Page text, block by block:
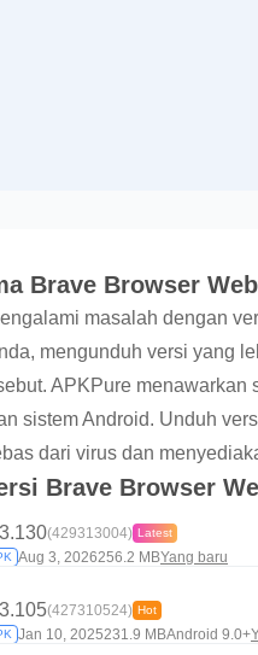
Brave Browser
masalah dengan
mengunduh versi yang
APKPure
sistem Android. Unduh
dari virus dan
Brave Browser
(429313004) Latest
Aug 3, 2026256.2 MBYang baru
(427310524) Hot
Jan 10, 2025231.9 MBAndroid 9.0+